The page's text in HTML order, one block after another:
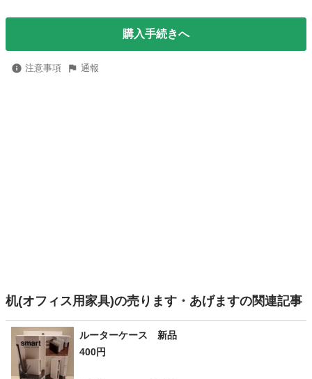
購入手続きへ
注意事項 通報
机(オフィス用家具)の売ります・あげますの関連記事
ルーターケース 新品
400円